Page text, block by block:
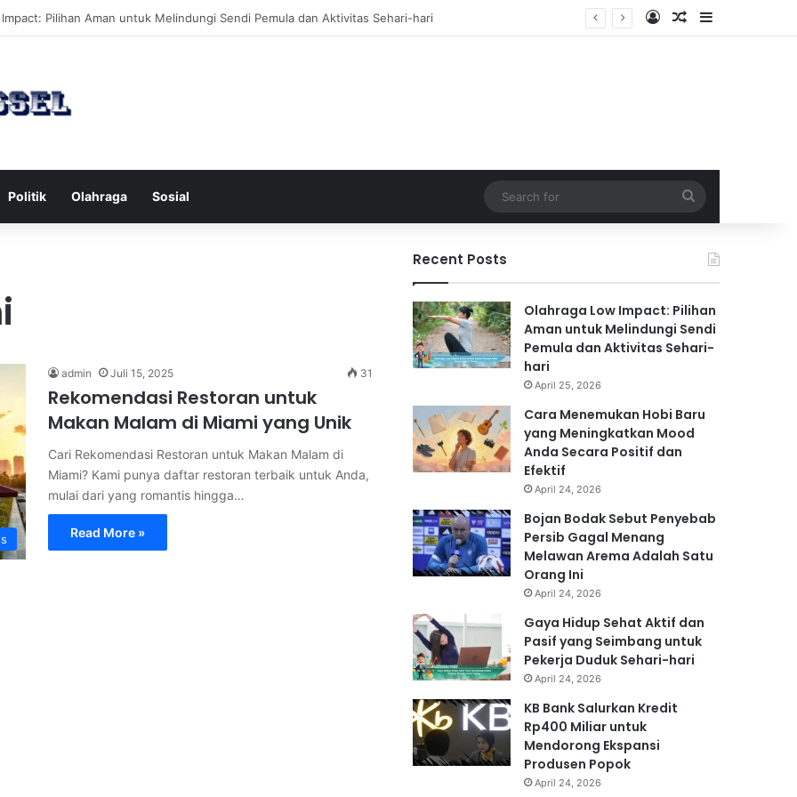
Hobi Baru yang Meningkatkan Mood Anda Secara Positif dan Efektif Log InRandom Article
Sidebar
Politik Olahraga Sosial
for
admin Juli 15, 2025 31
Rekomendasi Restoran untuk
Makan Malam di Miami yang Unik
Cari Rekomendasi Restoran untuk Makan Malam di
Miami? Kami punya daftar restoran terbaik untuk Anda,
mulai dari yang romantis hingga…
Read More »
Recent Posts
Olahraga Low Impact: Pilihan
Aman untuk Melindungi Sendi
Pemula dan Aktivitas Sehari-
hari
April 25, 2026
Cara Menemukan Hobi Baru
yang Meningkatkan Mood
Anda Secara Positif dan
Efektif
April 24, 2026
Bojan Bodak Sebut Penyebab
Persib Gagal Menang
Melawan Arema Adalah Satu
Orang Ini
April 24, 2026
Gaya Hidup Sehat Aktif dan
Pasif yang Seimbang untuk
Pekerja Duduk Sehari-hari
April 24, 2026
KB Bank Salurkan Kredit
Rp400 Miliar untuk
Mendorong Ekspansi
Produsen Popok
April 24, 2026